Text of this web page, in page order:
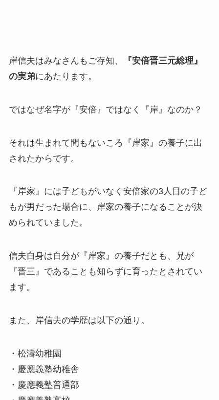
岸信夫はみなさんもご存知、
『安倍晋三元総理』
の実弟にあたります。
ではなぜ名字が『安倍』ではなく『岸』なのか？
それは生まれて間もないころ 『岸家』の養子に出
されたからです。
『岸家』には子どもがいなく安倍家の3人目の子ど
もが男だった場合に、岸家の養子になることが決
められていました。
信夫自身は自分が『岸家』の養子だとも、兄が
『晋三』であることも知らずに育ったとされてい
ます。
また、岸信夫の学歴は以下の通り。
・松濤幼稚園
・慶應義塾幼稚舎
・慶應義塾普通部